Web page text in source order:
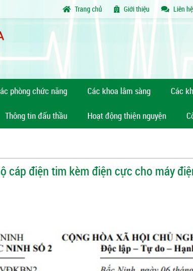
Trang chủ Giới thiệu Liên hệ
phòng chức năng Các khoa lâm sàng Các
Thông tin đấu thầu Hoạt động thiện nguyện
cáp điện tim kèm điện cực cho máy